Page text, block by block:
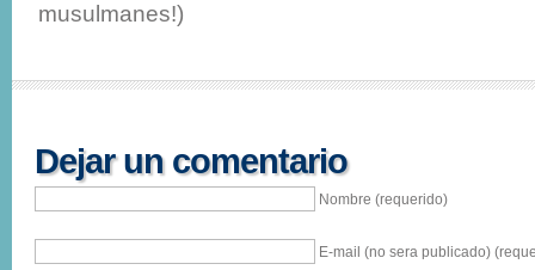
musulmanes!)
Dejar un comentario
Nombre (requerido)
E-mail (no sera publicado)